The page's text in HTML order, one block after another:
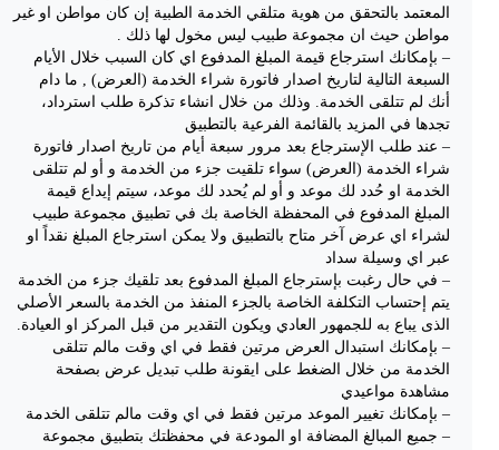
المعتمد بالتحقق من هوية متلقي الخدمة الطبية إن كان مواطن او غير
مواطن حيث ان مجموعة طبيب ليس مخول لها ذلك .
– بإمكانك استرجاع قيمة المبلغ المدفوع اي كان السبب خلال الأيام
السبعة التالية لتاريخ اصدار فاتورة شراء الخدمة (العرض) , ما دام
أنك لم تتلقى الخدمة. وذلك من خلال انشاء تذكرة طلب استرداد،
تجدها في المزيد بالقائمة الفرعية بالتطبيق
– عند طلب الإسترجاع بعد مرور سبعة أيام من تاريخ اصدار فاتورة
شراء الخدمة (العرض) سواء تلقيت جزء من الخدمة و أو لم تتلقى
الخدمة او حُدد لك موعد و أو لم يُحدد لك موعد، سيتم إيداع قيمة
المبلغ المدفوع في المحفظة الخاصة بك في تطبيق مجموعة طبيب
لشراء اي عرض آخر متاح بالتطبيق ولا يمكن استرجاع المبلغ نقداً او
عبر اي وسيلة سداد
– في حال رغبت بإسترجاع المبلغ المدفوع بعد تلقيك جزء من الخدمة
يتم إحتساب التكلفة الخاصة بالجزء المنفذ من الخدمة بالسعر الأصلي
الذى يباع به للجمهور العادي ويكون التقدير من قبل المركز او العيادة.
– بإمكانك استبدال العرض مرتين فقط في اي وقت مالم تتلقى
الخدمة من خلال الضغط على ايقونة طلب تبديل عرض بصفحة
مشاهدة مواعيدي
– بإمكانك تغيير الموعد مرتين فقط في اي وقت مالم تتلقى الخدمة
– جميع المبالغ المضافة او المودعة في محفظتك بتطبيق مجموعة